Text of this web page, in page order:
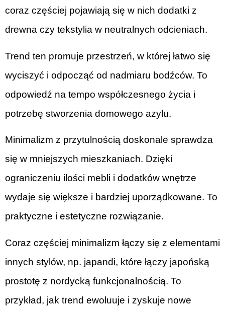
coraz częściej pojawiają się w nich dodatki z
drewna czy tekstylia w neutralnych odcieniach.
Trend ten promuje przestrzeń, w której łatwo się
wyciszyć i odpocząć od nadmiaru bodźców. To
odpowiedź na tempo współczesnego życia i
potrzebę stworzenia domowego azylu.
Minimalizm z przytulnością doskonale sprawdza
się w mniejszych mieszkaniach. Dzięki
ograniczeniu ilości mebli i dodatków wnętrze
wydaje się większe i bardziej uporządkowane. To
praktyczne i estetyczne rozwiązanie.
Coraz częściej minimalizm łączy się z elementami
innych stylów, np. japandi, które łączy japońską
prostotę z nordycką funkcjonalnością. To
przykład, jak trend ewoluuje i zyskuje nowe